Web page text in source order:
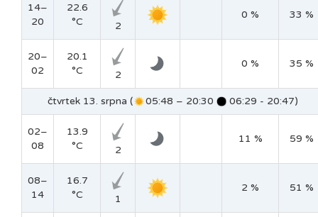
14–
20
22.6
°C
2
0 % 33 %
20–
02
20.1
°C
2
0 % 35 %
čtvrtek 13. srpna ( 05:48 – 20:30 06:29 - 20:47)
02–
08
13.9
°C
2
11 % 59 %
08–
14
16.7
°C
1
2 % 51 %